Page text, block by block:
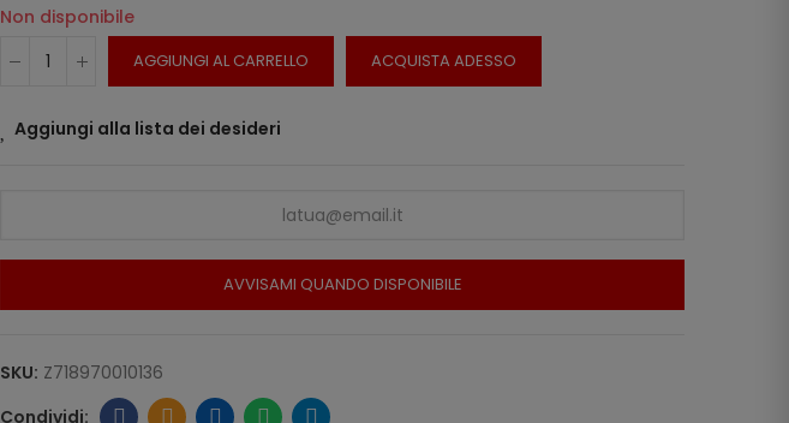
Non disponibile
AGGIUNGI AL CARRELLO ACQUISTA ADESSO
Aggiungi alla lista dei desideri
AVVISAMI QUANDO DISPONIBILE
SKU: Z718970010136